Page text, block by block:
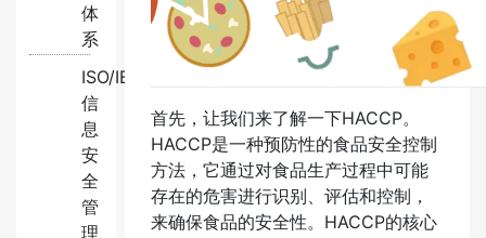
体
系
ISO/IEC27001:2022
信
息
安
全
管
理
首先，让我们来了解一下HACCP。
HACCP是一种预防性的食品安全控制
方法，它通过对食品生产过程中可能
存在的危害进行识别、评估和控制，
来确保食品的安全性。HACCP的核心